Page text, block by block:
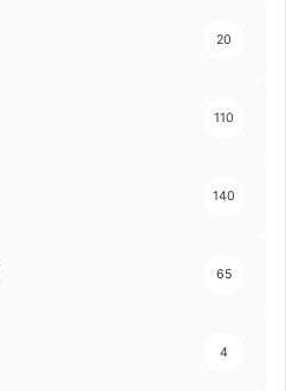
20
110
140
65
4